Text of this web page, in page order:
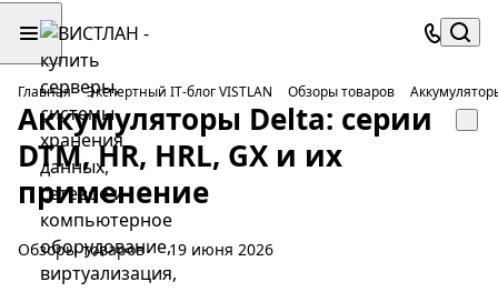
Главная Экспертный IT-блог VISTLAN Обзоры товаров
Аккумуляторы Delta: серии
DTM, HR, HRL, GX и их
применение
Обзоры товаров 19 июня 2026